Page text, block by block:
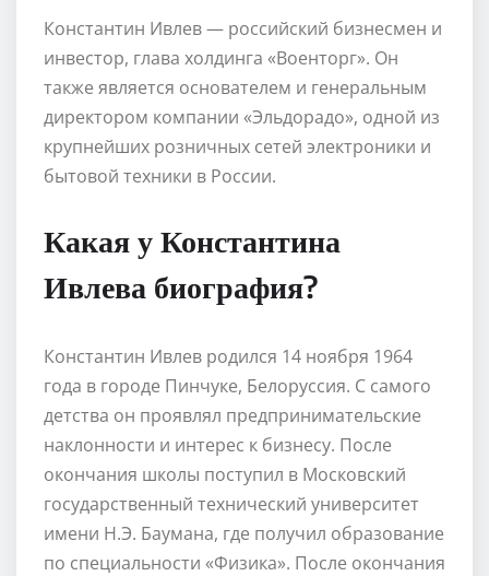
Константин Ивлев — российский бизнесмен и
инвестор, глава холдинга «Военторг». Он
также является основателем и генеральным
директором компании «Эльдорадо», одной из
крупнейших розничных сетей электроники и
бытовой техники в России.
Какая у Константина
Ивлева биография?
Константин Ивлев родился 14 ноября 1964
года в городе Пинчуке, Белоруссия. С самого
детства он проявлял предпринимательские
наклонности и интерес к бизнесу. После
окончания школы поступил в Московский
государственный технический университет
имени Н.Э. Баумана, где получил образование
по специальности «Физика». После окончания